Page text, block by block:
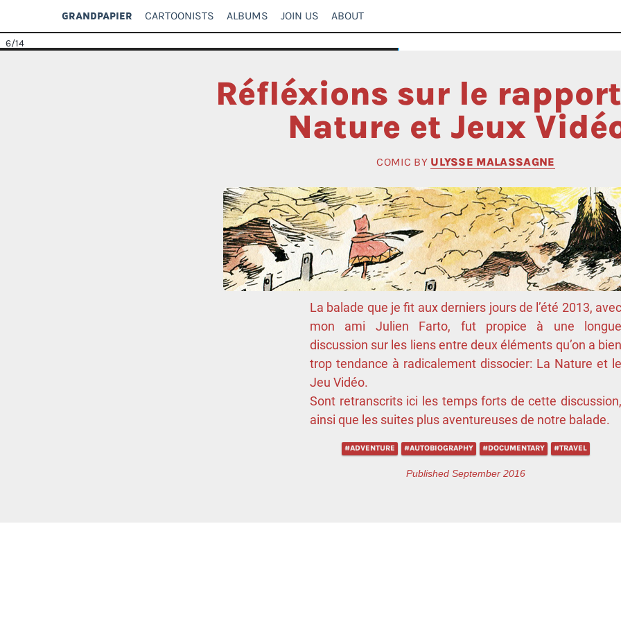
GRANDPAPIER CARTOONISTS ALBUMS JOIN US ABOUT
6/14
Réfléxions sur le
Nature et Jeux
COMIC BY ULYSSE MALASSAGNE
La balade que je fit aux derniers jours de l’été 2013, avec
mon ami Julien Farto, fut propice à une longue
discussion sur les liens entre deux éléments qu’on a bien
trop tendance à radicalement dissocier: La Nature et le
Jeu Vidéo.
Sont retranscrits ici les temps forts de cette discussion,
ainsi que les suites plus aventureuses de notre balade.
#ADVENTURE #AUTOBIOGRAPHY #DOCUMENTARY #TRAVEL
Published September 2016